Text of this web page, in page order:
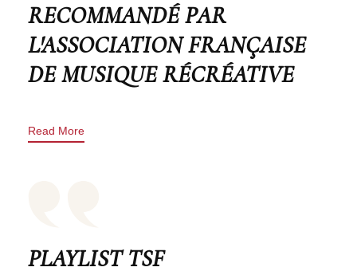
RECOMMANDÉ PAR
L'ASSOCIATION FRANÇAISE
DE MUSIQUE RÉCRÉATIVE
Read More
PLAYLIST TSF